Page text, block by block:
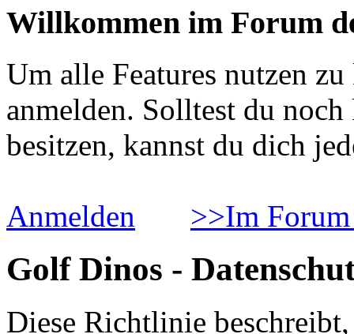
Willkommen im Forum
Um alle Features nutzen
anmelden. Solltest du
besitzen, kannst du dich
Anmelden >>Im
Golf Dinos -
Diese Richtlinie